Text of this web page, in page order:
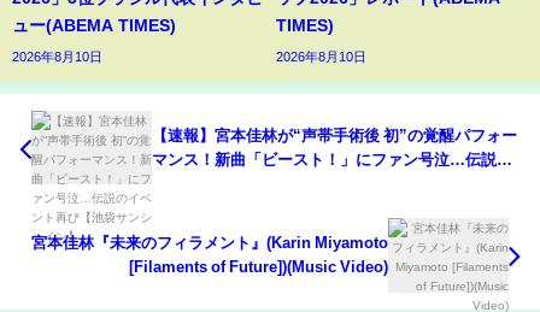
ュー(ABEMA TIMES)
2026年8月10日
TIMES)
2026年8月10日
【速報】宮本佳林が“声帯手術後 初”の覚醒パフォー
マンス！新曲「ビースト！」にファン号泣…伝説の
宮本佳林『未来のフィラメント』(Karin Miyamoto
[Filaments of Future])(Music Video)